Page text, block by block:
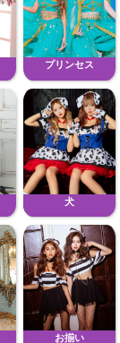
プリンセス
犬
お揃い